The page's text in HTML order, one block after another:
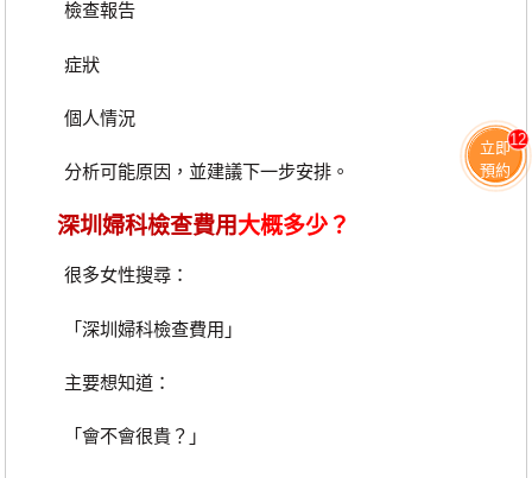
檢查報告
症狀
個人情況
分析可能原因，並建議下一步安排。
深圳婦科檢查費用大概多少？
很多女性搜尋：
「深圳婦科檢查費用」
主要想知道：
「會不會很貴？」
立即
預約
12